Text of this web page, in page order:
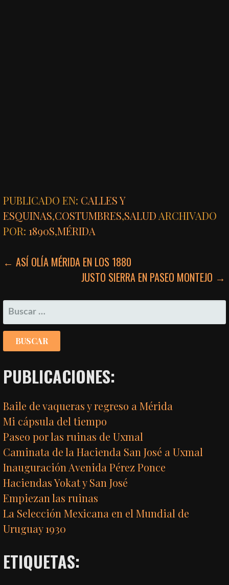
PUBLICADO EN: CALLES Y
ESQUINAS,COSTUMBRES,SALUD ARCHIVADO
POR:1890S,MÉRIDA
NAVEGACIÓN
ENTRADAS
← ASÍ OLÍA MÉRIDA EN LOS 1880
JUSTO SIERRA EN PASEO MONTEJO →
BUSCAR:
PUBLICACIONES:
Baile de vaqueras y regreso a Mérida
Mi cápsula del tiempo
Paseo por las ruinas de Uxmal
Caminata de la Hacienda San José a Uxmal
Inauguración Avenida Pérez Ponce
Haciendas Yokat y San José
Empiezan las ruinas
La Selección Mexicana en el Mundial de
Uruguay 1930
ETIQUETAS: